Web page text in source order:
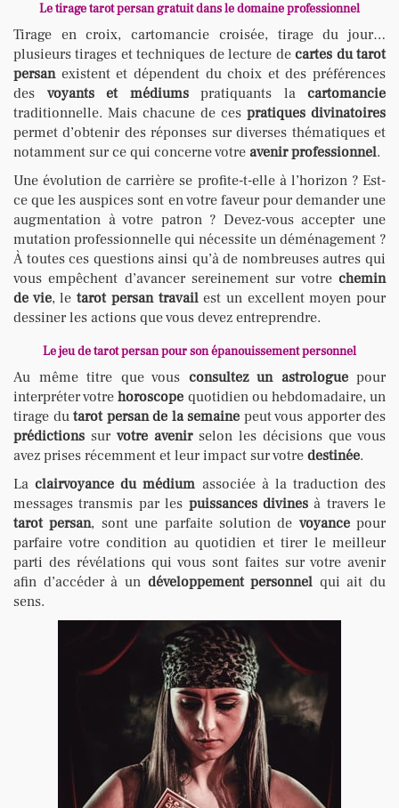
Le tirage tarot persan gratuit dans le domaine professionnel
Tirage en croix, cartomancie croisée, tirage du jour…
plusieurs tirages et techniques de lecture decartes du tarot
persanexistent et dépendent du choix et des préférences
des voyants et médiumspratiquants la cartomancie
traditionnelle. Mais chacune de ces pratiques divinatoires
permet d’obtenir des réponses sur diverses thématiques et
notamment sur ce qui concerne votre avenir professionnel.
Une évolution de carrière se profite-t-elle à l’horizon ? Est-
ce que les auspices sont en votre faveur pour demander une
augmentation à votre patron ? Devez-vous accepter une
mutation professionnelle qui nécessite un déménagement ?
À toutes ces questions ainsi qu’à de nombreuses autres qui
vous empêchent d’avancer sereinement sur votrechemin
de vie, le tarot persan travailest un excellent moyen pour
dessiner les actions que vous devez entreprendre.
Le jeu de tarot persan pour son épanouissement personnel
Au même titre que vous consultez un astrologue pour
interpréter votrehoroscope quotidien ou hebdomadaire, un
tirage dutarot persan de la semaine peut vous apporter des
prédictions sur votre avenirselon les décisions que vous
avez prises récemment et leur impact sur votre destinée.
Laclairvoyance du médium associée à la traduction des
messages transmis par les puissances divinesà travers le
tarot persan, sont une parfaite solution de voyancepour
parfaire votre condition au quotidien et tirer le meilleur
parti des révélations qui vous sont faites sur votre avenir
afin d’accéder à un développement personnel qui ait du
sens.